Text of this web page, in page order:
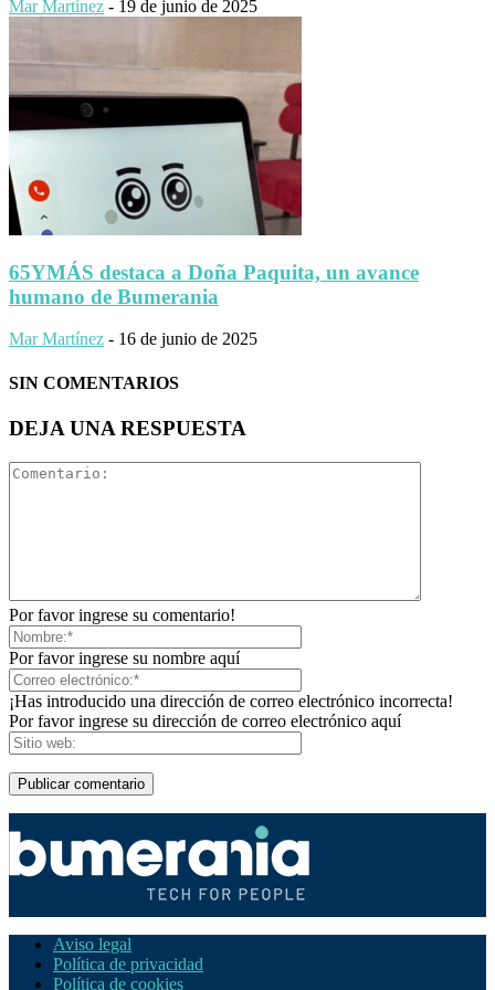
Mar Martínez - 19 de junio de 2025
65YMÁS destaca a Doña Paquita, un avance
humano de Bumerania
Mar Martínez - 16 de junio de 2025
SIN COMENTARIOS
DEJA UNA RESPUESTA
Por favor ingrese su comentario!
Por favor ingrese su nombre aquí
¡Has introducido una dirección de correo electrónico incorrecta!
Por favor ingrese su dirección de correo electrónico aquí
Aviso legal
Política de privacidad
Política de cookies